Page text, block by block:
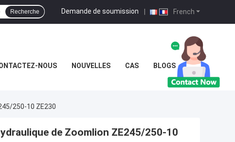
French
Demande de soumission |
Recherche
NOUS NOUVELLES CAS BLOGS
250-10 ZE230
de Zoomlion ZE245/250-10